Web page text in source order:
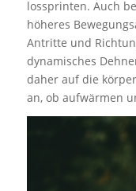
lossprinten. Auch
höheres
Antritte und
dynamisches
daher auf die
an, ob aufwärmen